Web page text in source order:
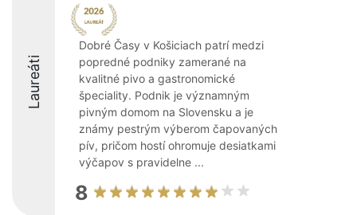
Laureáti
Dobré Časy v Košiciach patrí medzi
popredné podniky zamerané na
kvalitné pivo a gastronomické
špeciality. Podnik je významným
pivným domom na Slovensku a je
známy pestrým výberom čapovaných
pív, pričom hostí ohromuje desiatkami
výčapov s pravidelne ...
8